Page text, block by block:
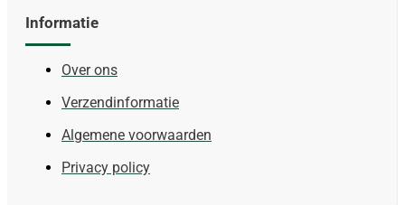
Informatie
Over ons
Verzendinformatie
Algemene voorwaarden
Privacy policy